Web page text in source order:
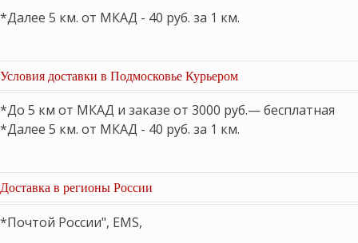
*Далее 5 км. от МКАД - 40 руб. за 1 км.
Условия доставки в Подмосковье Курьером
*До 5 км от МКАД и заказе от 3000 руб.— бесплатная
*Далее 5 км. от МКАД - 40 руб. за 1 км.
Доставка в регионы России
*Почтой России", EMS,